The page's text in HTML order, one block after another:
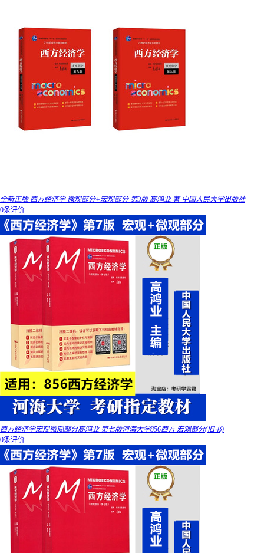
全新正版 西方经济学 微观部分+宏观部分 第9版 高鸿业 著 中国人民大学出版社
0条评价
西方经济学宏观微观部分高鸿业 第七版河海大学856西方 宏观部分(旧书)
0条评价